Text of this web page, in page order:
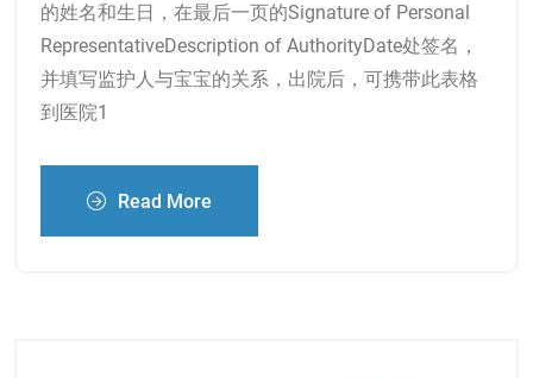
的姓名和生日，在最后一页的Signature of Personal
RepresentativeDescription of AuthorityDate处签名，
并填写监护人与宝宝的关系，出院后，可携带此表格
到医院1
Read More